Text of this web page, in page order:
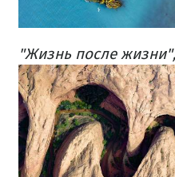
"Жизнь после